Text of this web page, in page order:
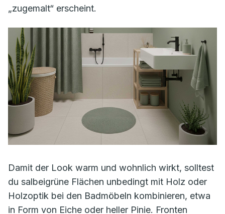
„zugemalt“ erscheint.
Damit der Look warm und wohnlich wirkt, solltest
du salbeigrüne Flächen unbedingt mit Holz oder
Holzoptik bei den Badmöbeln kombinieren, etwa
in Form von Eiche oder heller Pinie. Fronten